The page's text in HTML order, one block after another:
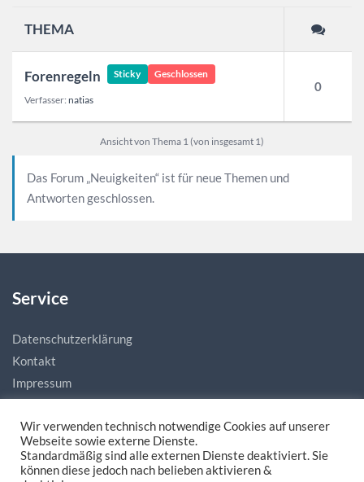
THEMA
Forenregeln Sticky Geschlossen
Verfasser: natias
0
Ansicht von Thema 1 (von insgesamt 1)
Das Forum „Neuigkeiten“ ist für neue Themen und
Antworten geschlossen.
Service
Datenschutzerklärung
Kontakt
Impressum
Wir verwenden technisch notwendige Cookies auf unserer
Webseite sowie externe Dienste.
Standardmäßig sind alle externen Dienste deaktiviert. Sie
können diese jedoch nach belieben aktivieren &